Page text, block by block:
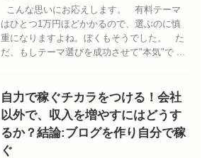
こんな思いにお応えします。 有料テーマ
はひとつ1万円ほどかかるので、選ぶのに慎
重になりますよね。ぼくもそうでした。 た
だ、もしテーマ選びを成功させて"本気"で ...
自力で稼ぐチカラをつける！会社
以外で、収入を増やすにはどうす
るか？結論:ブログを作り自分で稼
ぐ